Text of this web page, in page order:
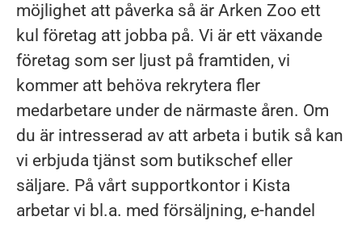
möjlighet att påverka så är Arken Zoo ett
kul företag att jobba på. Vi är ett växande
företag som ser ljust på framtiden, vi
kommer att behöva rekrytera fler
medarbetare under de närmaste åren. Om
du är intresserad av att arbeta i butik så kan
vi erbjuda tjänst som butikschef eller
säljare. På vårt supportkontor i Kista
arbetar vi bl.a. med försäljning, e-handel